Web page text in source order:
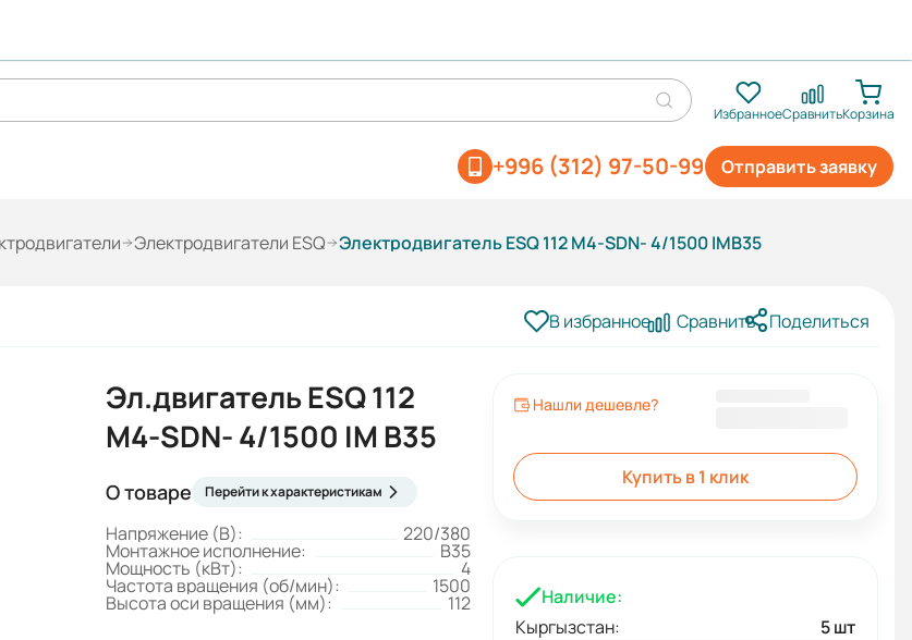
ИзбранноеСравнитьКорзина
Отправить заявку
+996 (312) 97-50-99
Электродвигатели ESQ Электродвигатель ESQ 112 M4-SDN- 4/1500 IMB35
В избранное Сравнить Поделиться
Эл.двигатель ESQ 112
M4-SDN- 4/1500 IM B35
О товаре Перейти к характеристикам
Напряжение (В): 220/380
Монтажное исполнение: B35
Мощность (кВт): 4
Частота вращения (об/мин): 1500
Высота оси вращения (мм): 112
Нашли дешевле?
Купить в 1 клик
Наличие:
Кыргызстан:
5 шт